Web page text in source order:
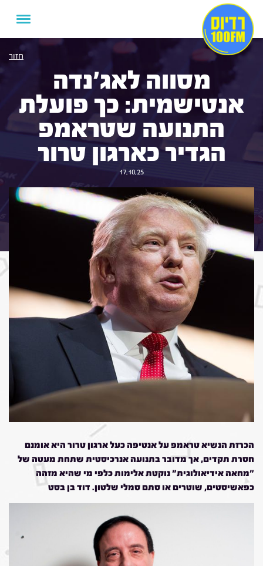
חזור
מסווה לאג'נדה
אנטישמית: כך פועלת
התנועה שטראמפ
הגדיר כארגון טרור
17.10.25
הכרזת הנשיא טראמפ על אנטיפה כעל ארגון טרור היא אומנם
חסרת תקדים, אך מדובר בתנועה אנרכיסטית שתחת מעטה של
"מחאה אידיאולוגית" נוקטת אלימות כלפי מי שהיא מזהה
כפאשיסטים, שוטרים או סתם סמלי שלטון. דוד בן בסט